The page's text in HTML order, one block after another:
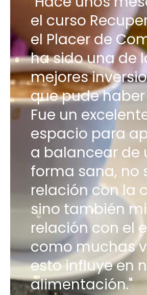
el curso
el Placer de
ha sido una de
mejores
que pude
Fue un
espacio para
a balancear de
forma sana, no
relación con la
sino también mi
relación con el
como muchas
esto influye en
alimentación."